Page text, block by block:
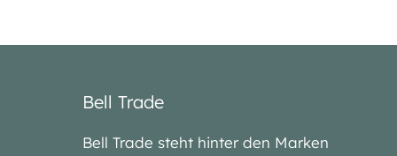
Bell Trade
Bell Trade steht hinter den Marken